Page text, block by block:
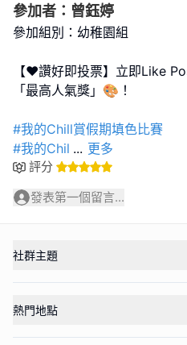
參加者：曾鈺婷
參加組別：幼稚園組
【❤️讚好即投票】立即Like
「最高人氣獎」🎨！
#我的Chill賞假期填色比賽
#我的Chil ... 更多
評分
發表第一個留言...
社群主題
熱門地點